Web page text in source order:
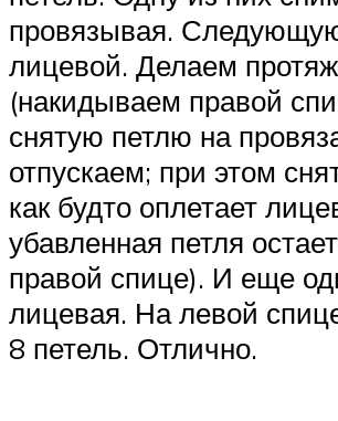
провязывая.
лицевой. Делаем
(накидываем правой
снятую петлю на
отпускаем; при этом
как будто оплетает
убавленная петля
правой спице). И еще
лицевая. На левой
8 петель. Отлично.